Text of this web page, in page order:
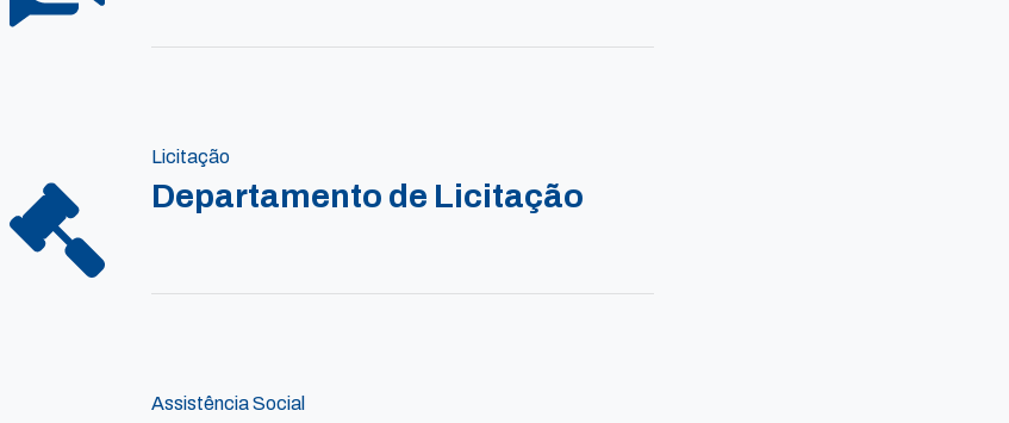
Licitação
Departamento de Licitação
Assistência Social